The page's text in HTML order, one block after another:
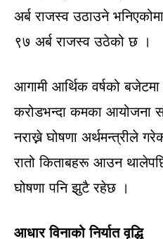
अर्ब राजस्व उठाउने
९७ अर्ब राजस्व उठेको छ ।
आगामी आर्थिक वर्षको
करोडभन्दा कमका आयोजना
नराख्ने घोषणा अर्थमन्त्रीले
रातो किताबहरू आउन
घोषणा पनि झुटै रहेछ ।
आधार विनाको निर्यात वृद्धि